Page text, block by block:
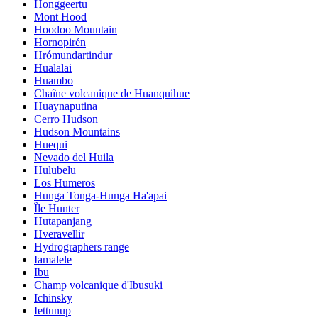
Honggeertu
Mont Hood
Hoodoo Mountain
Hornopirén
Hrómundartindur
Hualalai
Huambo
Chaîne volcanique de Huanquihue
Huaynaputina
Cerro Hudson
Hudson Mountains
Huequi
Nevado del Huila
Hulubelu
Los Humeros
Hunga Tonga-Hunga Ha'apai
Île Hunter
Hutapanjang
Hveravellir
Hydrographers range
Iamalele
Ibu
Champ volcanique d'Ibusuki
Ichinsky
Iettunup